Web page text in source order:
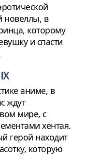
новеллы, в
которому
и спасти
аниме, в
ждут
мире, с
хентая.
герой находит
которую